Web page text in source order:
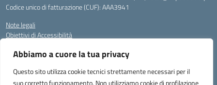
Abbiamo a cuore la tua privacy
Questo sito utilizza cookie tecnici strettamente necessari per il
suo corretto funzionamento. Non utilizziamo cookie di profilazione
Codice unico di fatturazione (CUF): AAA3941
Note legali
Obiettivi di Accessibilità
del sito web al responsabile dell’accessibilità (RTD), scrivendo al